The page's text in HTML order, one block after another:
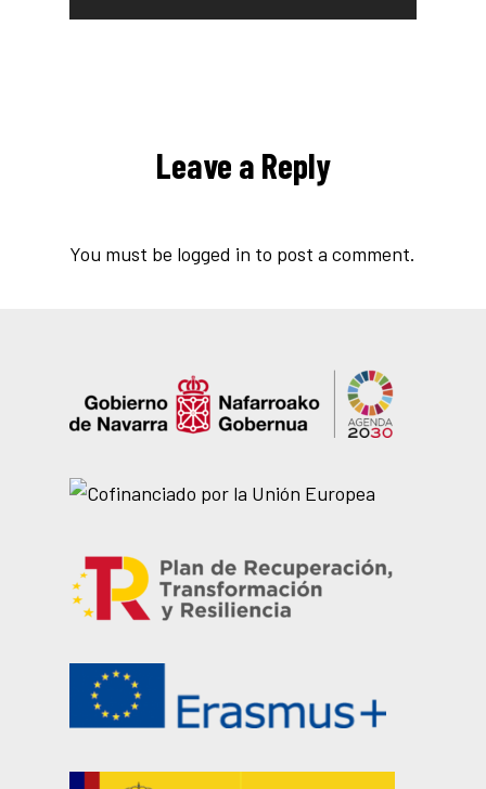
Leave a Reply
You must be logged in to post a comment.